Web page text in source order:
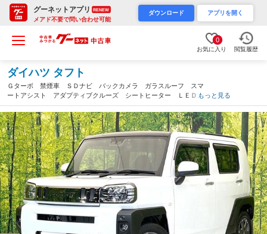
グーネットアプリ RENEW
メアド不要で問い合わせ可能
ダウンロード アプリを開く
0
お気に入り 閲覧履歴
ダイハツ タフト
Ｇターボ 禁煙車 ＳＤナビ バックカメラ ガラスルーフ スマ
ートアシスト アダプティブクルーズ シートヒーター ＬＥＤヘ
ッド オートライト スマートキー クリアランスソナー オート
エアコン 電動サイドブレーキ（静岡県）
もっと見る